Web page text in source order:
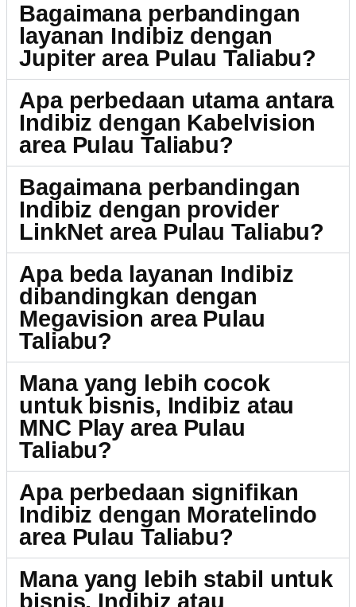
Bagaimana perbandingan
layanan Indibiz dengan
Jupiter area Pulau Taliabu?
Apa perbedaan utama antara
Indibiz dengan Kabelvision
area Pulau Taliabu?
Bagaimana perbandingan
Indibiz dengan provider
LinkNet area Pulau Taliabu?
Apa beda layanan Indibiz
dibandingkan dengan
Megavision area Pulau
Taliabu?
Mana yang lebih cocok
untuk bisnis, Indibiz atau
MNC Play area Pulau
Taliabu?
Apa perbedaan signifikan
Indibiz dengan Moratelindo
area Pulau Taliabu?
Mana yang lebih stabil untuk
bisnis, Indibiz atau